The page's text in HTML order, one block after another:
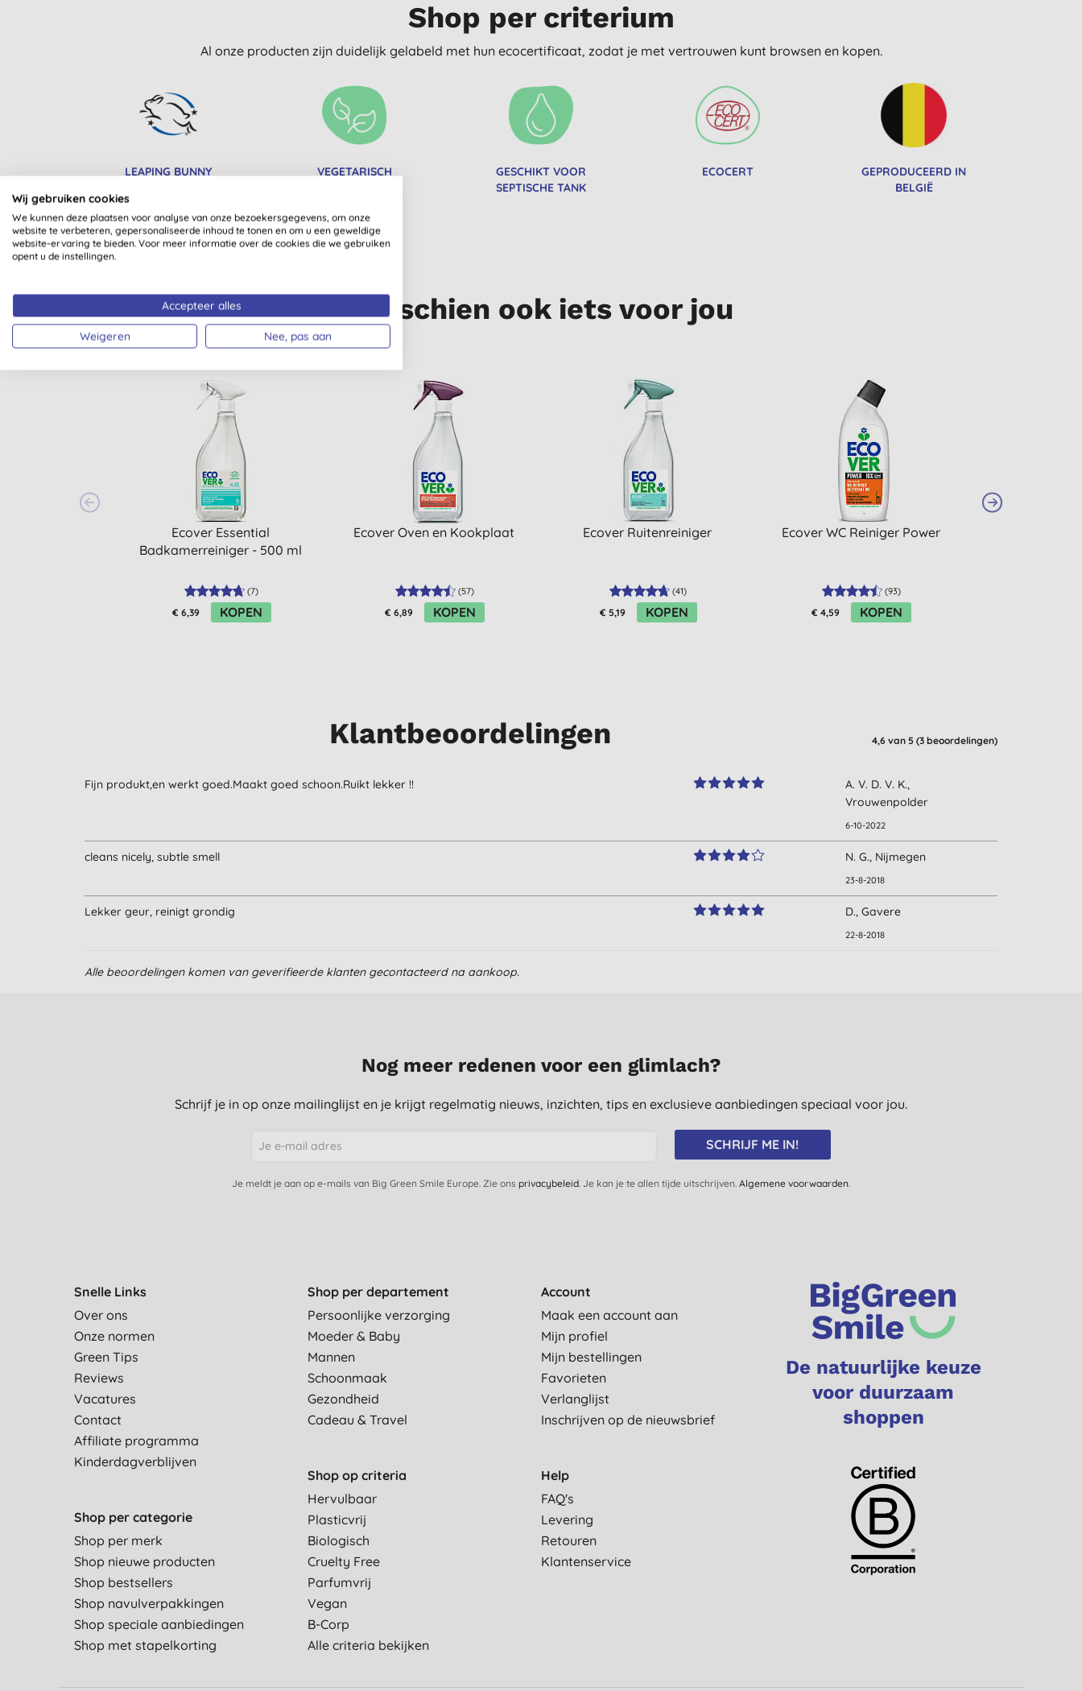
Shop per criterium
Al onze producten zijn duidelijk gelabeld met hun ecocertificaat, zodat je met vertrouwen kunt browsen en kopen.
LEAPING BUNNY
VEGETARISCH
GESCHIKT VOOR
SEPTISCHE TANK
ECOCERT
GEPRODUCEERD IN
BELGIË
Misschien ook iets voor jou
Ecover Essential
Badkamerreiniger - 500 ml
(7)
€ 6,39 KOPEN
Ecover Oven en Kookplaat
(57)
€ 6,89 KOPEN
Ecover Ruitenreiniger
(41)
€ 5,19 KOPEN
Ecover WC Reiniger Power
(93)
€ 4,59 KOPEN
Klantbeoordelingen 4,6 van 5 (3 beoordelingen)
Fijn produkt,en werkt goed.Maakt goed schoon.Ruikt lekker !!
A. V. D. V. K.,
Vrouwenpolder
6-10-2022
cleans nicely, subtle smell N. G., Nijmegen
23-8-2018
Lekker geur, reinigt grondig D., Gavere
22-8-2018
Alle beoordelingen komen van geverifieerde klanten gecontacteerd na aankoop.
Nog meer redenen voor een glimlach?
Schrijf je in op onze mailinglijst en je krijgt regelmatig nieuws, inzichten, tips en exclusieve aanbiedingen speciaal voor jou.
SCHRIJF ME IN!
Je meldt je aan op e-mails van Big Green Smile Europe. Zie ons privacybeleid. Je kan je te allen tijde uitschrijven. Algemene voorwaarden.
Snelle Links
Over ons
Onze normen
Green Tips
Reviews
Vacatures
Contact
Affiliate programma
Kinderdagverblijven
Shop per categorie
Shop per merk
Shop nieuwe producten
Shop bestsellers
Shop navulverpakkingen
Shop speciale aanbiedingen
Shop met stapelkorting
Shop per departement
Persoonlijke verzorging
Moeder & Baby
Mannen
Schoonmaak
Gezondheid
Cadeau & Travel
Shop op criteria
Hervulbaar
Plasticvrij
Biologisch
Cruelty Free
Parfumvrij
Vegan
B-Corp
Alle criteria bekijken
Account
Maak een account aan
Mijn profiel
Mijn bestellingen
Favorieten
Verlanglijst
Inschrijven op de nieuwsbrief
Help
FAQ's
Levering
Retouren
Klantenservice
De natuurlijke keuze
voor duurzaam
shoppen
Wij gebruiken cookies
We kunnen deze plaatsen voor analyse van onze bezoekersgegevens, om onze
website te verbeteren, gepersonaliseerde inhoud te tonen en om u een geweldige
website-ervaring te bieden. Voor meer informatie over de cookies die we gebruiken
opent u de instellingen.
Accepteer alles
Weigeren Nee, pas aan